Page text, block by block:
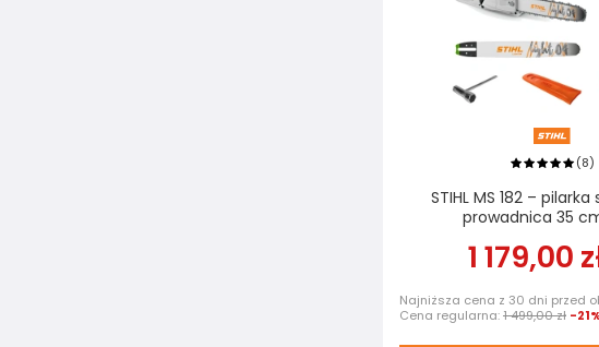
(8)
STIHL MS 182 –
prowadnica 35
1 179,00
Najniższa cena z 30 dni przed
Cena regularna:1 499,00 zł -